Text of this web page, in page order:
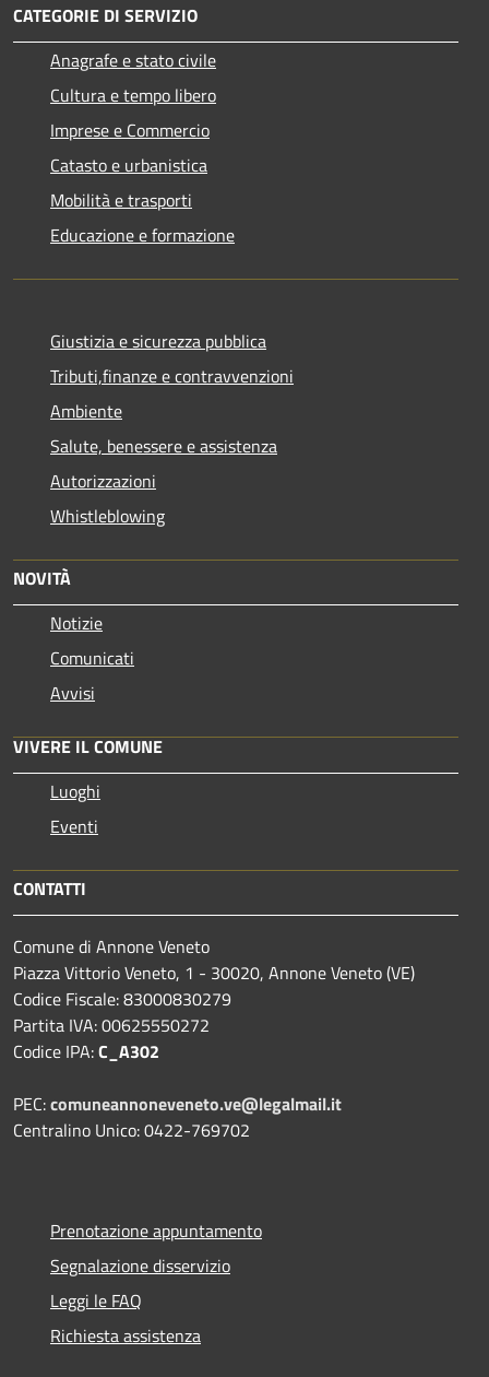
CATEGORIE DI SERVIZIO
Anagrafe e stato civile
Cultura e tempo libero
Imprese e Commercio
Catasto e urbanistica
Mobilità e trasporti
Educazione e formazione
Giustizia e sicurezza pubblica
Tributi,finanze e contravvenzioni
Ambiente
Salute, benessere e assistenza
Autorizzazioni
Whistleblowing
NOVITÀ
Notizie
Comunicati
Avvisi
VIVERE IL COMUNE
Luoghi
Eventi
CONTATTI
Comune di Annone Veneto
Piazza Vittorio Veneto, 1 - 30020, Annone Veneto (VE)
Codice Fiscale: 83000830279
Partita IVA: 00625550272
Codice IPA:C_A302
PEC:comuneannoneveneto.ve@legalmail.it
Centralino Unico: 0422-769702
Prenotazione appuntamento
Segnalazione disservizio
Leggi le FAQ
Richiesta assistenza